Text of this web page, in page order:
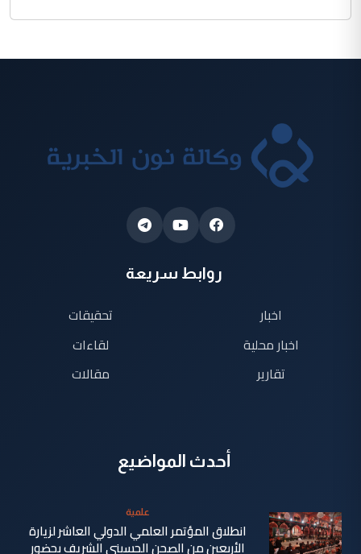
روابط سريعة
اخبار
اخبار محلية
تقارير
تحقيقات
لقاءات
مقالات
أحدث المواضيع
علمية
انطلاق المؤتمر العلمي الدولي العاشر لزيارة
الأربعين من الصحن الحسيني الشريف بحضور